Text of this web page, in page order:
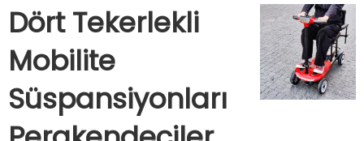
Dört Tekerlekli
Mobilite
Süspansiyonları